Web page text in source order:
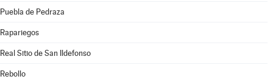
Puebla de Pedraza
Rapariegos
Real Sitio de San Ildefonso
Rebollo